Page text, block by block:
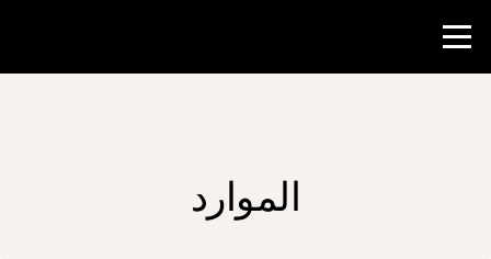
موارد المعلم الموارد